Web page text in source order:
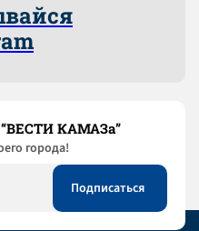
КАМАЗа”
города!